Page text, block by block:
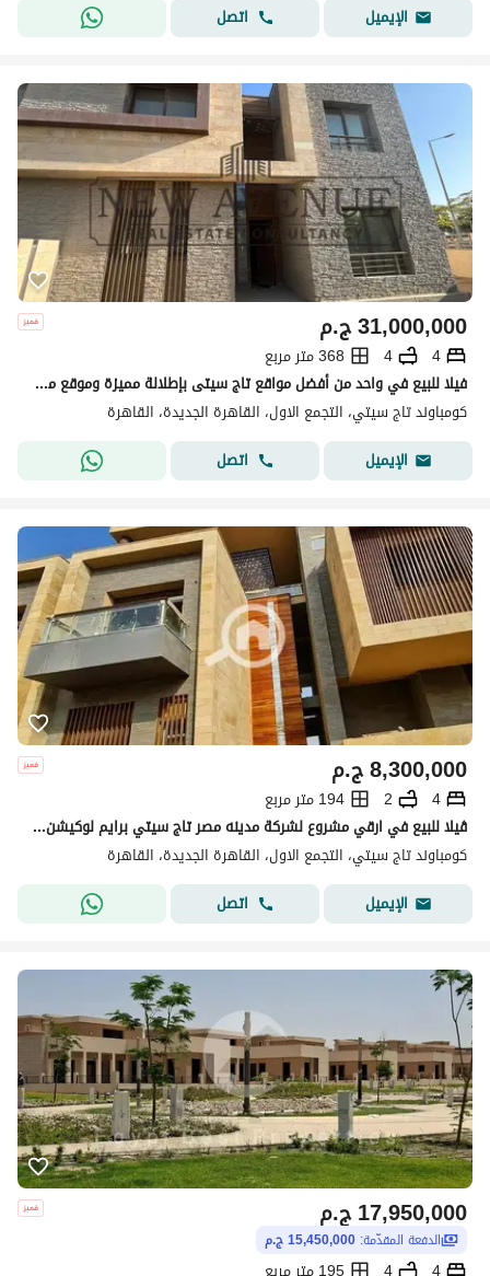
الإيميل
اتصل
ج.م31,000,000
4
4
368 متر مربع
فيلا للبيع في واحد من أفضل مواقع تاج سيتى بإطلالة مميزة وموقع مميز !
كومباوند تاج سيتي، التجمع الاول، القاهرة الجديدة، القاهرة
الإيميل
اتصل
ج.م8,300,000
4
2
194 متر مربع
ڤيلا للبيع في ارقي مشروع لشركة مدينه مصر تاج سيتي برايم لوكيشن امام مطار القاهرة قريبة من كل الاماكن مصر الجديدة و شيراتون و التجمع والمشروع ساكن .
كومباوند تاج سيتي، التجمع الاول، القاهرة الجديدة، القاهرة
الإيميل
اتصل
ج.م17,950,000
الدفعة المقدّمة: 15,450,000 ج.م